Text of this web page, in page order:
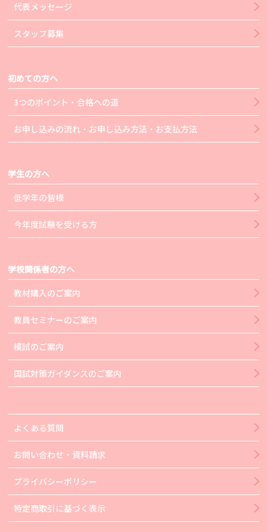
代表メッセージ
スタッフ募集
初めての方へ
3つのポイント・合格への道
お申し込みの流れ・お申し込み方法・お支払方法
学生の方へ
低学年の皆様
今年度試験を受ける方
学校関係者の方へ
教材購入のご案内
教員セミナーのご案内
模試のご案内
国試対策ガイダンスのご案内
よくある質問
お問い合わせ・資料請求
プライバシーポリシー
特定商取引に基づく表示